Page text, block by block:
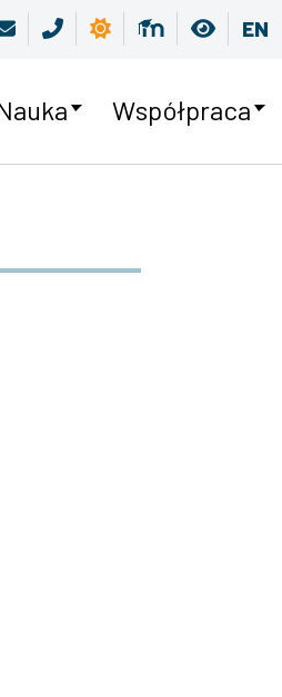
równości
PocztaKontaktPogodaMoodle EN
Współpraca